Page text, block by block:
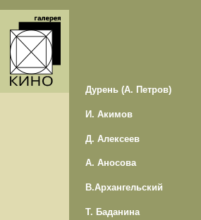
Дурень (А. Петров)
И. Акимов
Д. Алексеев
А. Аносова
В.Архангельский
Т. Баданина